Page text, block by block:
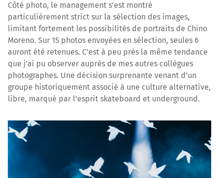
Côté photo, le management s’est montré
particulièrement strict sur la sélection des images,
limitant fortement les possibilités de portraits de Chino
Moreno. Sur 15 photos envoyées en sélection, seules 6
auront été retenues. C’est à peu près la même tendance
que j’ai pu observer auprès de mes autres collègues
photographes. Une décision surprenante venant d’un
groupe historiquement associé à une culture alternative,
libre, marqué par l’esprit skateboard et underground.